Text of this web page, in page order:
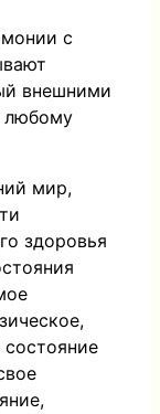
с
внешними
любому
мир,
здоровья